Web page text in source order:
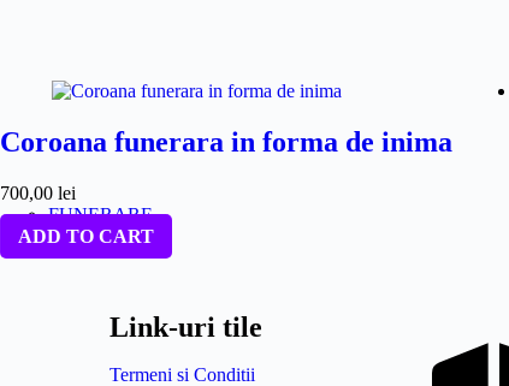
Coroana funerara in forma de inima
700,00lei
FUNERARE
ADD TO CART
Link-uri tile
Termeni si Conditii